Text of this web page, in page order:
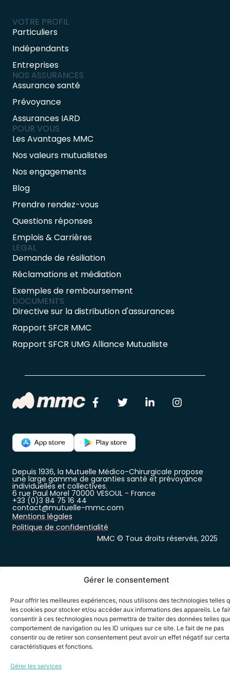
Gérer le consentement
Pour offrir les meilleures expériences, nous utilisons des technologies telles
les cookies pour stocker et/ou accéder aux informations des appareils. Le
consentir à ces technologies nous permettra de traiter des données telles
comportement de navigation ou les ID uniques sur ce site. Le fait de ne pas
consentir ou de retirer son consentement peut avoir un effet négatif sur
caractéristiques et fonctions.
Gérer les services
VOTRE PROFIL
Particuliers
Indépendants
Entreprises
NOS ASSURANCES
Assurance santé
Prévoyance
Assurances IARD
POUR VOUS
Les Avantages MMC
Nos valeurs mutualistes
Nos engagements
Blog
Prendre rendez-vous
Questions réponses
Emplois & Carrières
LEGAL
Demande de résiliation
Réclamations et médiation
Exemples de remboursement
DOCUMENTS
Directive sur la distribution d'assurances
Rapport SFCR MMC
Rapport SFCR UMG Alliance Mutualiste
Depuis 1936, la Mutuelle Médico-Chirurgicale propose
une large gamme de garanties santé et prévoyance
individuelles et collectives.
6 rue Paul Morel 70000 VESOUL - France
+33 (0)3 84 75 16 44
contact@mutuelle-mmc.com
Mentions légales
Politique de confidentialité
MMC © Tous droits réservés, 2025